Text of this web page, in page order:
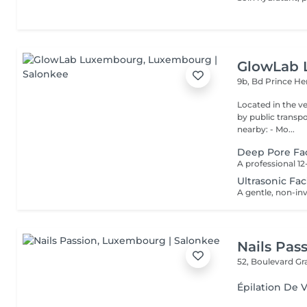
GlowLab
9b, Bd Prince
Located in the very heart
by public transport:
nearby: - Mo...
Deep Pore
Ultrasonic
Nails
52, Boulevard
Épilation De